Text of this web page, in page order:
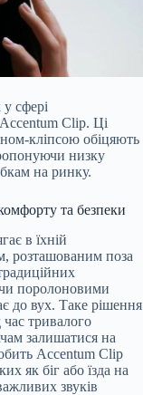
сфері
Clip. Ці
кліпсою обіцяють
низку
на ринку.
та безпеки
в їхній
розташованим поза
поролоновими
до вух. Таке рішення
час тривалого
залишатися на
Accentum Clip
як біг або їзда на
звуків